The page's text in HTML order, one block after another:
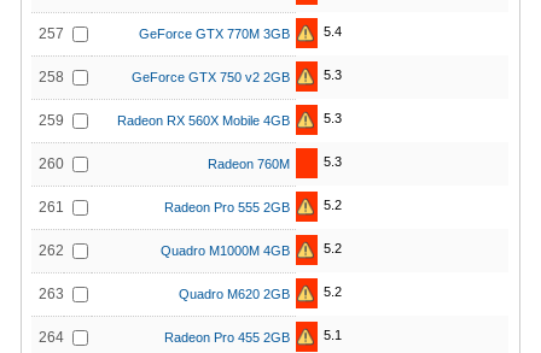
257 GeForce GTX 770M 3GB 5.4
258 GeForce GTX 750 v2 2GB 5.3
259 Radeon RX 560X Mobile 4GB 5.3
260 Radeon 760M 5.3
261 Radeon Pro 555 2GB 5.2
262 Quadro M1000M 4GB 5.2
263 Quadro M620 2GB 5.2
264 Radeon Pro 455 2GB 5.1